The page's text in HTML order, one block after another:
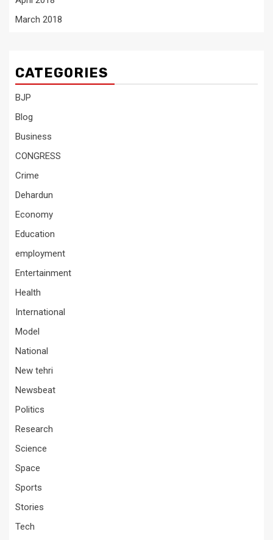
March 2018
CATEGORIES
BJP
Blog
Business
CONGRESS
Crime
Dehardun
Economy
Education
employment
Entertainment
Health
International
Model
National
New tehri
Newsbeat
Politics
Research
Science
Space
Sports
Stories
Tech